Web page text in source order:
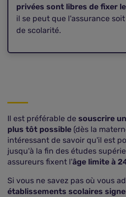
privées sont libres de fixer
il se peut que l'assurance
de scolarité.
Il est préférable de souscrire
plus tôt possible (dès la
intéressant de savoir qu'il est
jusqu'à la fin des études
assureurs fixent l'âge limite à
Si vous ne savez pas où vous
établissements scolaires